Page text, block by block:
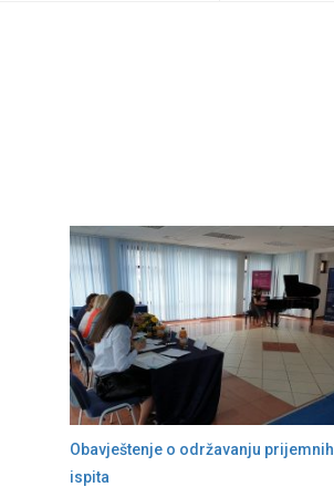
Obavještenje o održavanju prijemnih
ispita